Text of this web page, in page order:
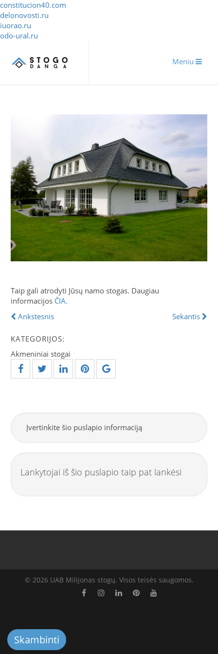
constitucion40.com
delonovosti.ru
iuorao.ru
odo-ural.ru
Meniu
Taip gali atrodyti Jūsų namo stogas. Daugiau
informacijos ČIA.
Ankstesnis
Sekantis
KATEGORIJOS:
Akmeniniai stogai
Įvertinkite šio puslapio informaciją
Lankytojai iš šio puslapio taip pat lankėsi
© 2026 UAB Milijonas stogų. Visos teisės saugomos.
Skambinti